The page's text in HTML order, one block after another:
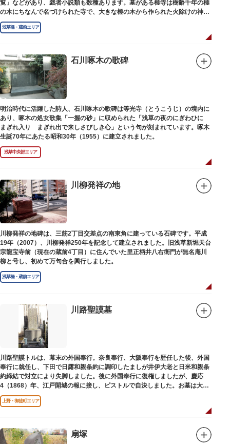
覧」などがあり、戯者小説類も数種あります。墓がある榧寺は樹齢千年の榧
の木にちなんで名づけられた寺で、大きな榧の木から作られた火除けの神、
秋葉権現で知られています。
浅草橋・蔵前エリア
石川啄木の歌碑
明治時代に活躍した詩人、石川啄木の歌碑は等光寺（とうこうじ）の境内に
あり、啄木の処女歌集「一握の砂」に収められた「浅草の夜のにぎわひに
まぎれ入り まぎれ出で来しさびしき心」という句が刻まれています。啄木
生誕70年にあたる昭和30年（1955）に建立されました。
浅草中央部エリア
川柳発祥の地
川柳発祥の地碑は、三筋2丁目交差点の南東角に建っている石碑です。平成
19年（2007）、川柳発祥250年を記念して建立されました。旧浅草新堀天台
宗龍宝寺前（現在の蔵前4丁目）に住んでいた里正柄井八右衛門が無名庵川
柳と号し、初めて万句合を興行しました。
浅草橋・蔵前エリア
川路聖謨墓
川路聖謨トルは、幕末の外国奉行。奈良奉行、大阪奉行を歴任した後、外国
奉行に就任し、下田で日露和親条約に調印したましが井伊大老と日米和親条
約締結で対立により失脚しました。後に外国奉行に復権しましたが、慶応
4（1868）年、江戸開城の報に接し、ピストルで自決しました。お墓は大正
寺（たいしょうじ）にあります。
上野・御徒町エリア
扇塚